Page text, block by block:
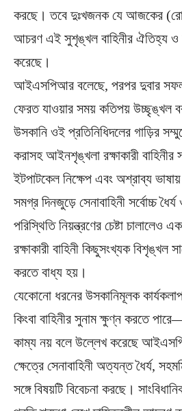
করছে। তবে দুঃখজনক যে আজকের
আচরণ এই সুশৃঙ্খল বাহিনীর ঐতিহ্য ও
করেছে।
আইএসপিআর বলেছে, পরপর দুবার সফল
ফেরত যাওয়ার সময় কতিপয় উচ্ছৃঙ্খল
উসকানি ওই প্রতিনিধিদলের গাড়ির
করাসহ আইনশৃঙ্খলা রক্ষাকারী বাহিনীর
ইটপাটকেল নিক্ষেপ এবং অশ্রাব্য
সমগ্র দিনজুড়ে সেনাবাহিনী সর্বোচ্চ ধৈর্য
পরিস্থিতি নিয়ন্ত্রণের চেষ্টা চালালেও
রক্ষাকারী বাহিনী কিছুসংখ্যক বিশৃঙ্খল
করতে বাধ্য হয়।
যেকোনো ধরনের উসকানিমূলক
কিংবা বাহিনীর সুনাম ক্ষুণ্ন করতে
কাম্য নয় বলে উল্লেখ করেছে
ক্ষেত্রে সেনাবাহিনী অত্যন্ত ধৈর্য,
সঙ্গে বিষয়টি বিবেচনা করছে।